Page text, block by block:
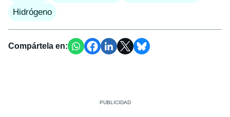
Hidrógeno
Compártela en: